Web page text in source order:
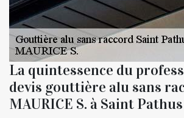
La quintessence du
devis gouttière alu sans
MAURICE S. à Saint Pathus